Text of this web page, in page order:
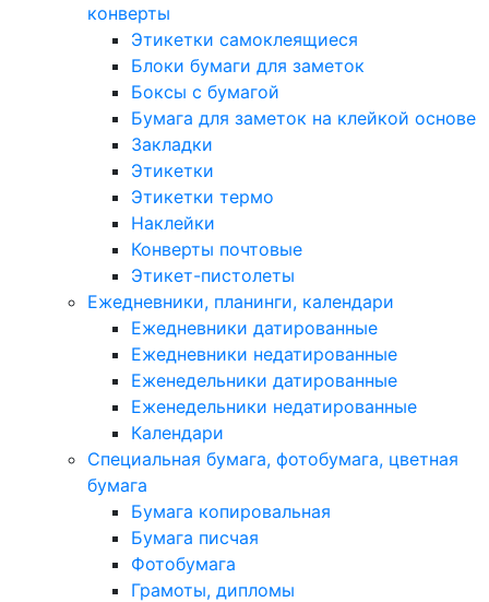
конверты
Этикетки самоклеящиеся
Блоки бумаги для заметок
Боксы с бумагой
Бумага для заметок на клейкой основе
Закладки
Этикетки
Этикетки термо
Наклейки
Конверты почтовые
Этикет-пистолеты
Ежедневники, планинги, календари
Ежедневники датированные
Ежедневники недатированные
Еженедельники датированные
Еженедельники недатированные
Календари
Специальная бумага, фотобумага, цветная
бумага
Бумага копировальная
Бумага писчая
Фотобумага
Грамоты, дипломы